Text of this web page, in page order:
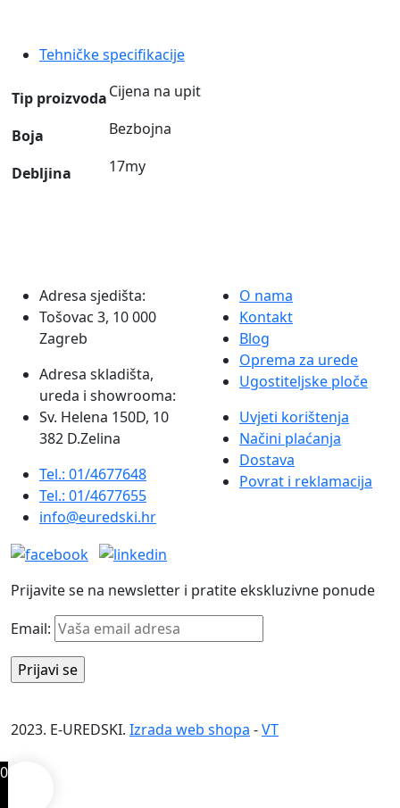
500
–
Superpower
količina
Tehničke specifikacije
Tip proizvodaCijena na upit
Boja Bezbojna
Debljina 17my
Adresa sjedišta:
Tošovac 3, 10 000
Zagreb
Adresa skladišta,
ureda i showrooma:
Sv. Helena 150D, 10
382 D.Zelina
Tel.: 01/4677648
Tel.: 01/4677655
info@euredski.hr
O nama
Kontakt
Blog
Oprema za urede
Ugostiteljske ploče
Uvjeti korištenja
Načini plaćanja
Dostava
Povrat i reklamacija
Prijavite se na newsletter i pratite ekskluzivne ponude
Email:
2023. E-UREDSKI. Izrada web shopa -VT
0